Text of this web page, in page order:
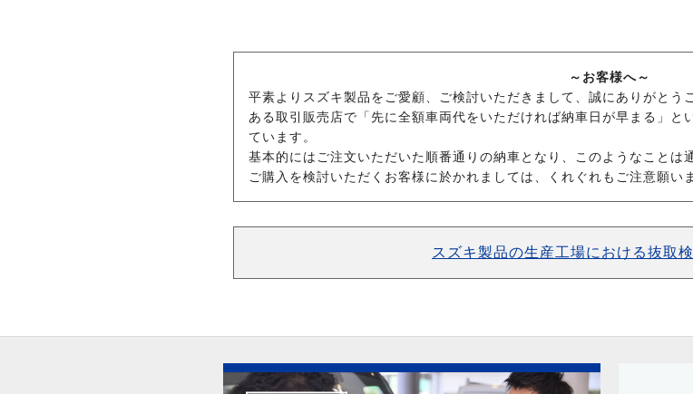
～お客様へ～
平素よりスズキ製品をご愛顧、ご検討いただきまして、誠にありがとう
ある取引販売店で「先に全額車両代をいただければ納車日が早まる」と
ています。
基本的にはご注文いただいた順番通りの納車となり、このようなことは
ご購入を検討いただくお客様に於かれましては、くれぐれもご注意願い
スズキ製品の生産工場における抜取